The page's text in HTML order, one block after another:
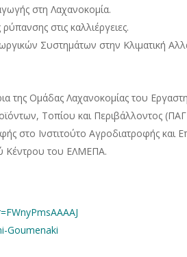
στη Λαχανοκομία.
στις καλλιέργειες.
Συστημάτων στην Κλιματική
της Ομάδας Λαχανοκομίας του
Τοπίου και Περιβάλλοντος
στο Ινστιτούτο Αγροδιατροφής και
Κέντρου του ΕΛΜΕΠΑ.
Goumenaki